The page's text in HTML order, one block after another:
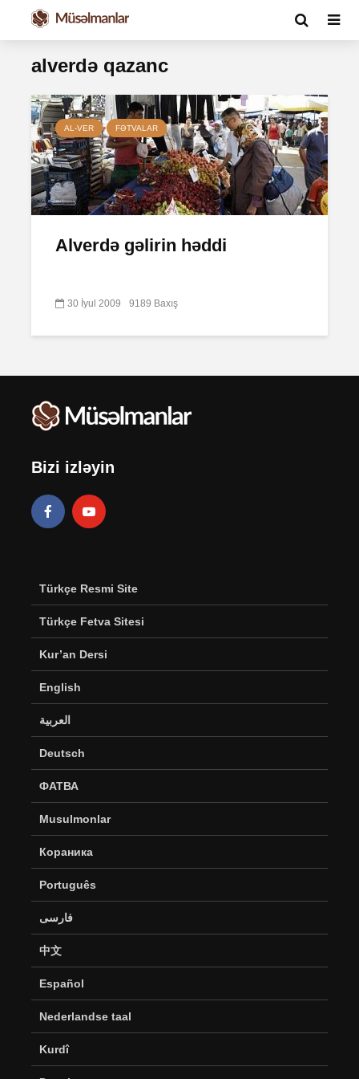
alverdə qazanc
AL-VER FƏTVALAR
Alverdə gəlirin həddi
30 İyul 2009 9189 Baxış
Bizi izləyin
Türkçe Resmi Site
Türkçe Fetva Sitesi
Kur’an Dersi
English
العربية
Deutsch
ФАТВА
Musulmonlar
Кораника
Português
فارسی
中文
Español
Nederlandse taal
Kurdî